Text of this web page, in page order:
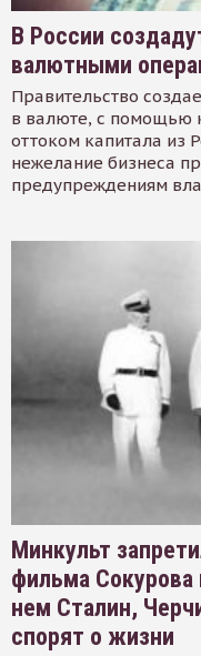
В России
валютными
Правительство
в валюте, с помощью
оттоком капитала из
нежелание бизнеса
предупреждениям
Минкульт
фильма
нем Сталин,
спорят о жизни